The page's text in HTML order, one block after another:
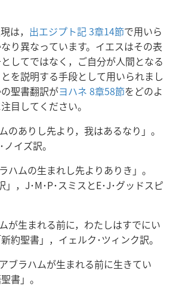
は， 出エジプト記 3章14節で用いら
り異なっています。イエスはその表
してではなく，ご自分が人間となる
を説明する手段として用いられまし
聖書翻訳がヨハネ 8章58節をどのよ
目してください。
のありし先より，我はあるなり」。
イズ訳。
ハムの生まれし先よりありき」。
」，J･M･P･スミスとE･J･グッドスピ
が生まれる前に，わたしはすでにい
約聖書」，イェルク･ツィンク訳。
ブラハムが生まれる前に生きてい
書」。